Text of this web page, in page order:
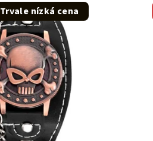
Trvale nízká cena